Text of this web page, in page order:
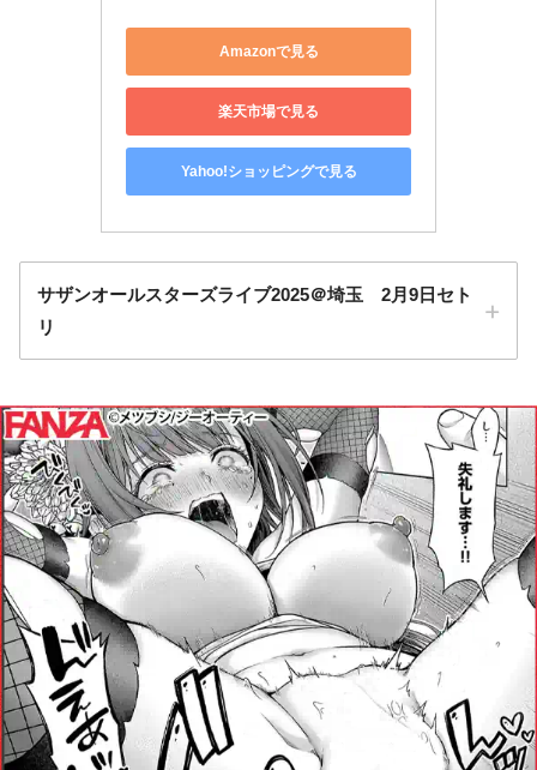
Amazonで見る
楽天市場で見る
Yahoo!ショッピングで見る
サザンオールスターズライブ2025＠埼玉 2月9日セト
リ